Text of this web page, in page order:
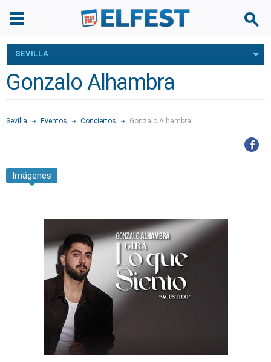
SEVILLA
Gonzalo Alhambra
Sevilla Eventos Conciertos Gonzalo Alhambra
Imágenes